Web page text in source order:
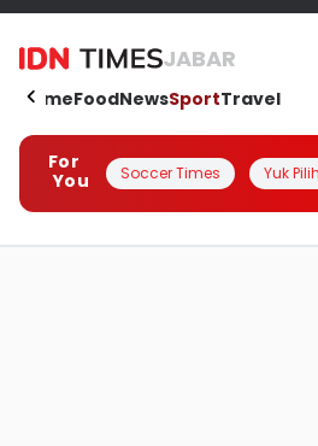
JABAR
HomeFoodNewsSportTravel
For
You
Soccer Times Yuk